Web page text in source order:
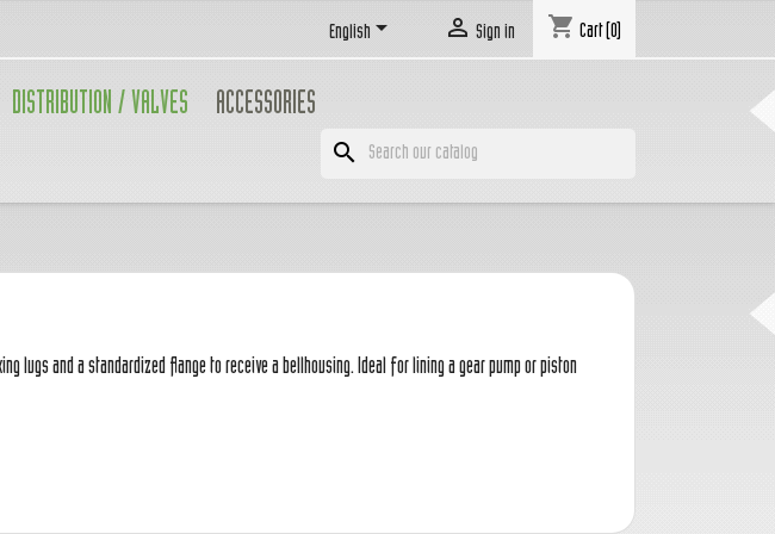
English  Sign in shopping_cart Cart (0)
DISTRIBUTION / VALVES ACCESSORIES
search
lugs and a standardized flange to receive a bellhousing. Ideal for lining a gear pump or piston